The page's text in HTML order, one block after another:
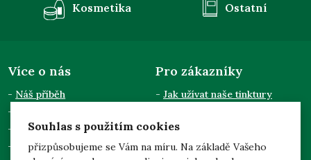
Souhlas s použitím cookies
přizpůsobujeme se Vám na míru. Na základě Vašeho
Kosmetika Ostatní
Více o nás
Náš příběh
Kontakty
Pro odběratele
Pro zákazníky
Jak užívat naše tinktury
Doprava a platba
Zpracování osobních údajů